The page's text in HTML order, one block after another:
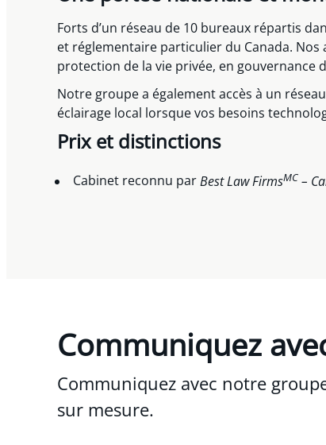
Forts d’un réseau de 10 bureaux répartis
et réglementaire particulier du Canada.
protection de la vie privée, en
Notre groupe a également accès à un
éclairage local lorsque vos besoins
Prix et distinctions
Cabinet reconnu parBest Law FirmsMC –
Communiquez
Communiquez avec notre
sur mesure.